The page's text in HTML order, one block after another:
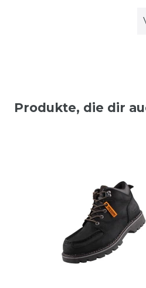
Produkte, die dir